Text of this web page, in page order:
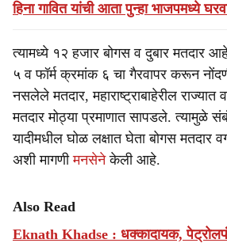
हिना गावित यांची आता पुन्हा भाजपमध्ये
त्यामध्ये १२ हजार बोगस व दुबार मतदार
५ व फॉर्म क्रमांक ६ चा गैरवापर करून
नसलेले मतदार, महाराष्ट्राबाहेरील
मतदार मोठ्या प्रमाणात सापडले. त्यामुळे
यादीमधील घोळ लक्षात घेता बोगस मतदार
अशी मागणीमनसेनेकेली आहे.
Also Read
Eknath Khadse : धक्कादायक,